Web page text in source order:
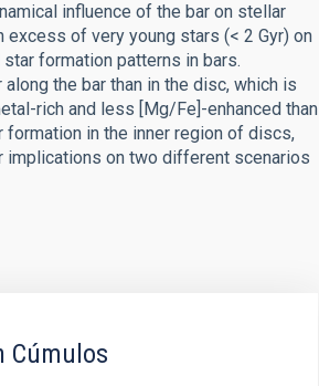
influence of the bar on stellar
of very young stars (< 2 Gyr) on
formation patterns in bars.
the bar than in the disc, which is
rich and less [Mg/Fe]-enhanced than
in the inner region of discs,
on two different scenarios
Cúmulos